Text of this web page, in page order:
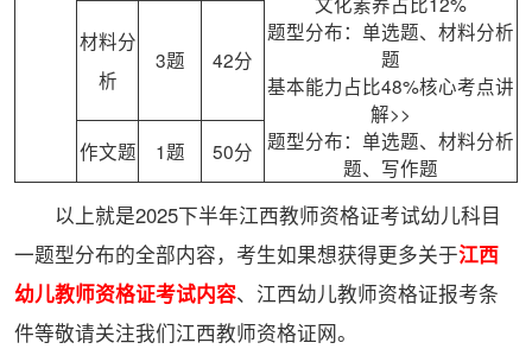
题型分布：单选题、材料分析
题
基本能力占比48%核心考点讲
解>>
题型分布：单选题、材料分析
题、写作题
材料分
析
3题 42分
作文题 1题 50分
以上就是2025下半年江西教师资格证考试幼儿科目
一题型分布的全部内容，考生如果想获得更多关于江西
幼儿教师资格证考试内容、江西幼儿教师资格证报考条
件等敬请关注我们江西教师资格证网。